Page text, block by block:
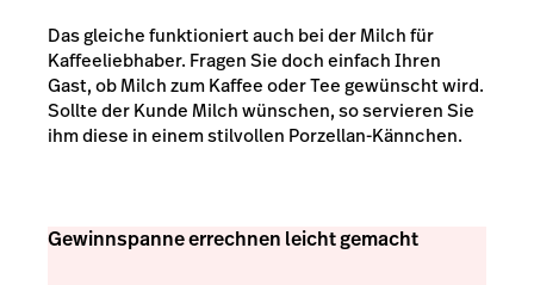
Das gleiche funktioniert auch bei der Milch für
Kaffeeliebhaber. Fragen Sie doch einfach Ihren
Gast, ob Milch zum Kaffee oder Tee gewünscht wird.
Sollte der Kunde Milch wünschen, so servieren Sie
ihm diese in einem stilvollen Porzellan-Kännchen.
Gewinnspanne errechnen leicht gemacht